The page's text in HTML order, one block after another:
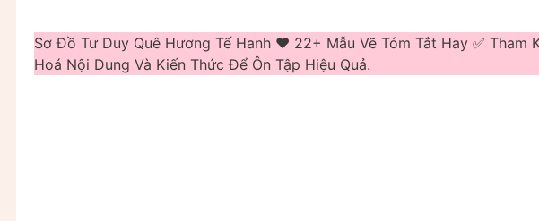
Sơ Đồ Tư Duy Quê Hương Tế Hanh ❤️️ 22+ Mẫu Vẽ Tóm Tắt Hay ✅ Tham
Hoá Nội Dung Và Kiến Thức Để Ôn Tập Hiệu Quả.